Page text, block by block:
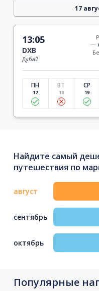
17
13:05
DXB
Дубай
ПН
17
ВТ
18
СР
19
Найдите самый
путешествия по
август
сентябрь
октябрь
Популярные